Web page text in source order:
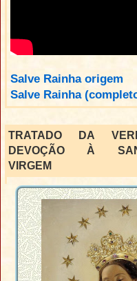
Salve Rainha origem
Salve Rainha
TRATADO DA
DEVOÇÃO À
VIRGEM